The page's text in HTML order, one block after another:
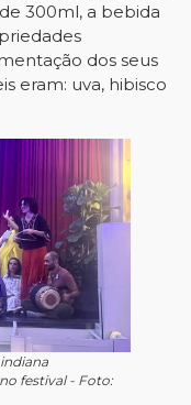
300ml, a bebida
dos seus
eram: uva, hibisco
festival - Foto: